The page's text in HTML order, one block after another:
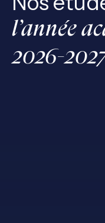
l’année
2026-